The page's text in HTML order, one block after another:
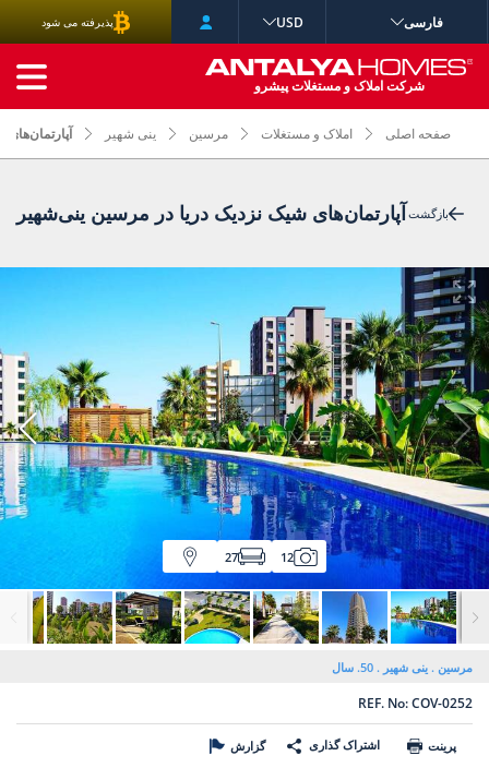
صفحه اصلی املاک و مستغلات مرسین ینی شهیر
بازگشتآپارتمان‌های شیک نزدیک دریا در مرسین ینی‌شهیر
12
27
مرسین ینی شهیر 50. سال
REF. No: COV-0252
پرینت اشتراک گذاری گزارش
فارسی USD پذیرفته می شود
شرکت املاک و مستغلات پیشرو
جستجوی پیشرفته